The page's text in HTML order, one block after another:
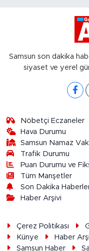
Samsun son dakika
siyaset ve yerel
Nöbetçi Eczaneler
Hava Durumu
Samsun Namaz
Trafik Durumu
Puan Durumu ve
Tüm Manşetler
Son Dakika
Haber Arşivi
Çerez Politikası
Künye
Haber
Samsun Haber